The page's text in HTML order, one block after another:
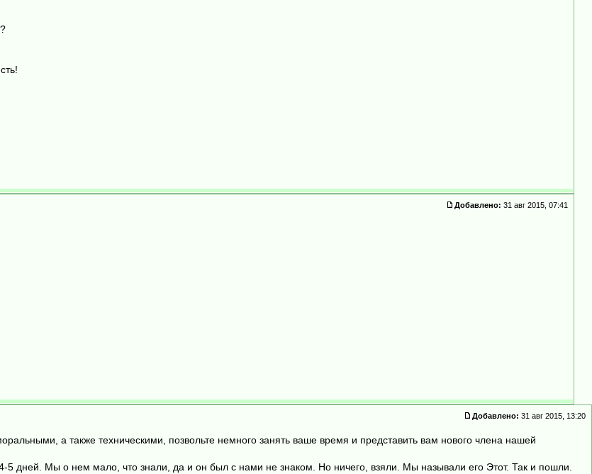
Добавлено: 31 авг 2015, 07:41
Добавлено: 31 авг 2015, 13:20
а также техническими, позвольте немного занять ваше время и представить вам нового члена нашей
5 дней. Мы о нем мало, что знали, да и он был с нами не знаком. Но ничего, взяли. Мы называли его Этот. Так и пошли.